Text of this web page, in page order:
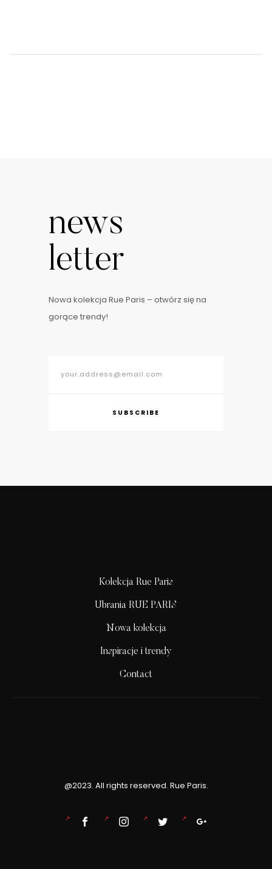
news
letter
Nowa kolekcja Rue Paris – otwórz się na
gorące trendy!
SUBSCRIBE
Kolekcja Rue Paris
Ubrania RUE PARIS
Nowa kolekcja
Inspiracje i trendy
Contact
@2023. All rights reserved. Rue Paris.